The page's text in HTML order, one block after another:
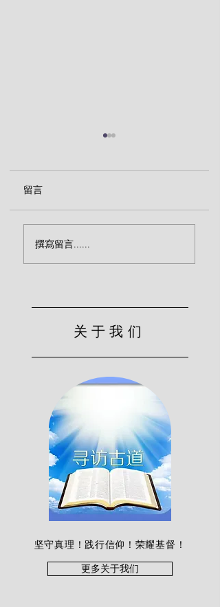
向罪死（马太·亨利）
留言
撰寫留言......
关于我们
坚守真理！践行信仰！荣耀基督！
更多关于我们